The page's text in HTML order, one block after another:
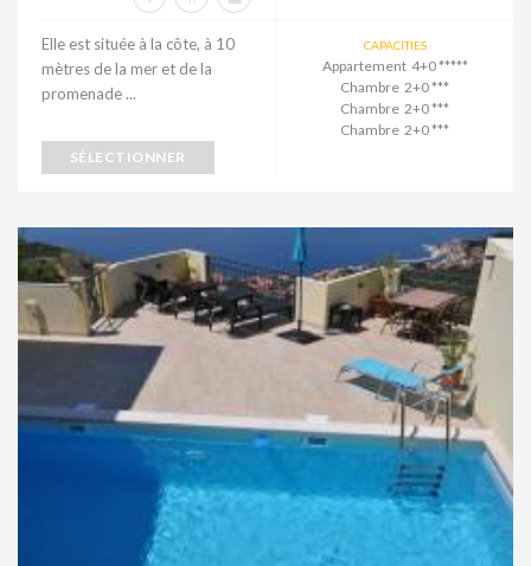
Elle est située à la côte, à 10
mètres de la mer et de la
promenade ...
SÉLECTIONNER
CAPACITIES
Appartement 4+0 *****
Chambre 2+0 ***
Chambre 2+0 ***
Chambre 2+0 ***